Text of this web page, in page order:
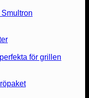
för grillen